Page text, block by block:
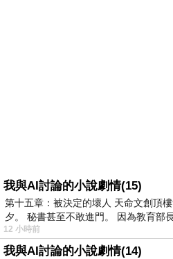
我與AI討論的小說劇情(15)
第十五章：被決定的壞人 天命文創頂
夕。 秘書甚至不敢進門。 因為教育部
12 小時前
我與AI討論的小說劇情(14)